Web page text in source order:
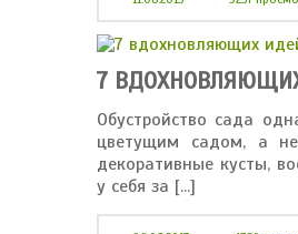
7
Обустройство сада
цветущим садом, а
декоративные кусты,
у себя за [...]